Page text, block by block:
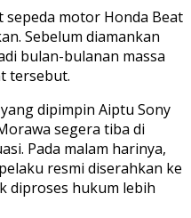
motor Honda Beat
Sebelum diamankan
bulan-bulanan massa
tersebut.
dipimpin Aiptu Sony
segera tiba di
Pada malam harinya,
resmi diserahkan ke
diproses hukum lebih